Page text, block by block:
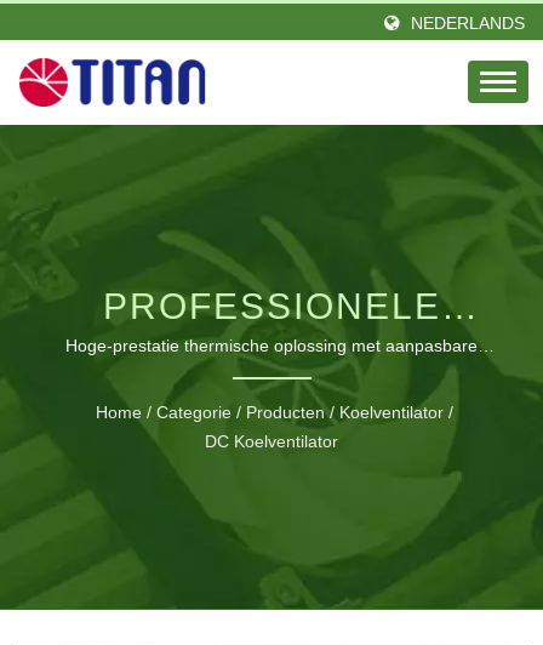
NEDERLANDS
PROFESSIONELE
40MM DC-
KOELVENTILATOR MET
VEELZIJDIGE
TOEPASSINGEN
Hoge-prestatie thermische oplossing met aanpasbare
specificaties voor de koelbehoeften van elektronische
apparatuur
Home / Categorie / Producten / Koelventilator /
DC Koelventilator